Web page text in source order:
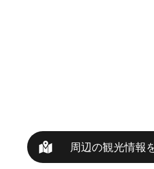
周辺の観光情報